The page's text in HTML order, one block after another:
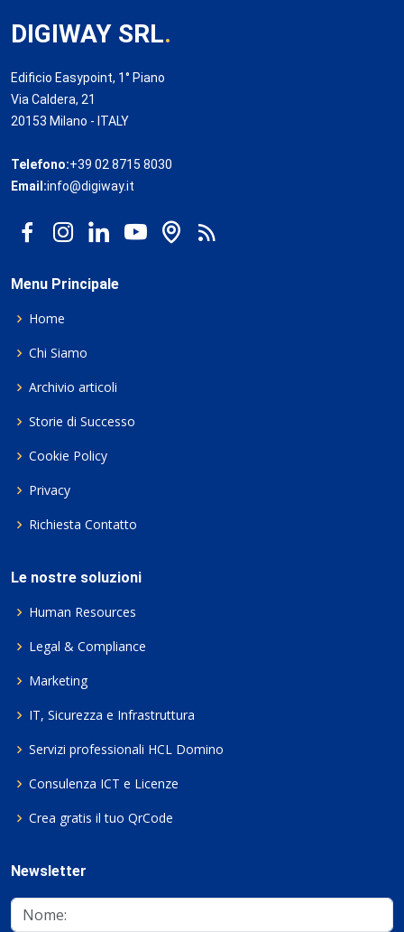
DIGIWAY SRL.
Edificio Easypoint, 1° Piano
Via Caldera, 21
20153 Milano - ITALY
Telefono:+39 02 8715 8030
Email:info@digiway.it
Menu Principale
Home
Chi Siamo
Archivio articoli
Storie di Successo
Cookie Policy
Privacy
Richiesta Contatto
Le nostre soluzioni
Human Resources
Legal & Compliance
Marketing
IT, Sicurezza e Infrastruttura
Servizi professionali HCL Domino
Consulenza ICT e Licenze
Crea gratis il tuo QrCode
Newsletter